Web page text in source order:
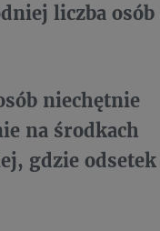
liczba osób
niechętnie
na środkach
gdzie odsetek